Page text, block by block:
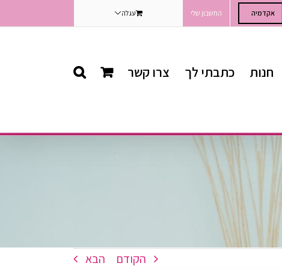
אקדמיה החשבון שלי עגלה
חנות כתבתי לך צרו קשר
הקודם הבא